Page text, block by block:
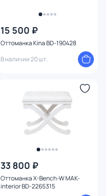
15 500 ₽
Оттоманка Kina BD-190428
В наличии 20 шт.
33 800 ₽
Оттоманка X-Bench-W MAK-
interior BD-2265315